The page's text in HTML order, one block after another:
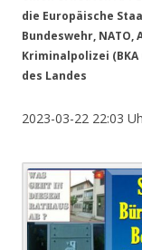
die Europäische
Bundeswehr,
Kriminalpolizei
des Landes
2023-03-22 22:03